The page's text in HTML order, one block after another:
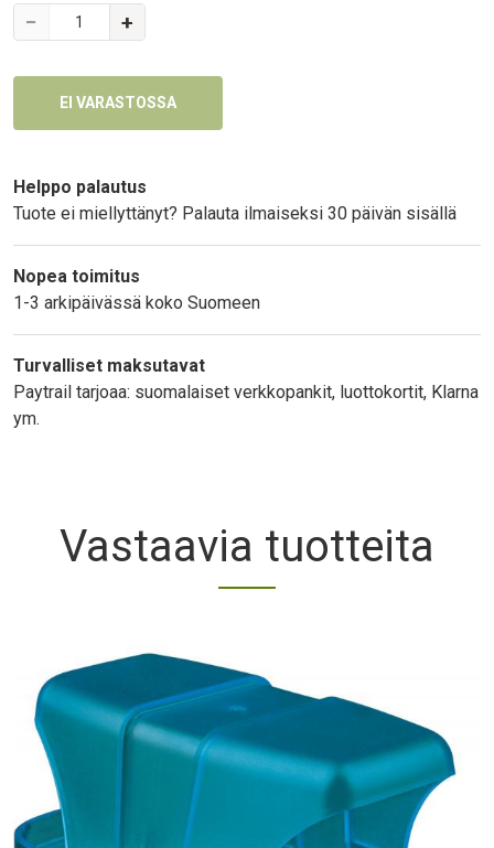
Variations
− +
Text
Helppo palautus
Tuote ei miellyttänyt? Palauta ilmaiseksi 30 päivän sisällä
Nopea toimitus
1-3 arkipäivässä koko Suomeen
Turvalliset maksutavat
Paytrail tarjoaa: suomalaiset verkkopankit, luottokortit, Klarna
ym.
Vastaavia tuotteita